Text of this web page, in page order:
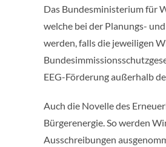
Das Bundesministerium für
welche bei der Planungs-
werden, falls die jeweiligen
EEG-Förderung außerhalb
Auch die Novelle des
Bürgerenergie. So werden
Ausschreibungen